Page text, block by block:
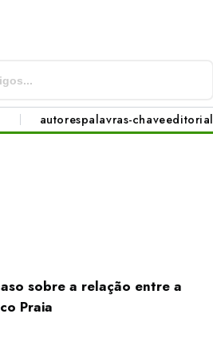
autorespalavras-chaveeditorial
sobre a relação entre a
Praia